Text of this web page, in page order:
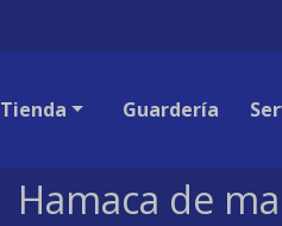
Tienda Guardería
Hamaca de